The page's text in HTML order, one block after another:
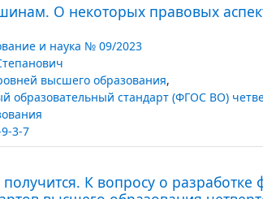
О некоторых правовых
и наука № 09/2023
высшего образования,
образовательный стандарт (ФГОС ВО)
3-7
К вопросу о разработке